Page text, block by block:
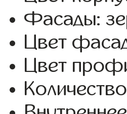
Фасады:
Цвет
Цвет